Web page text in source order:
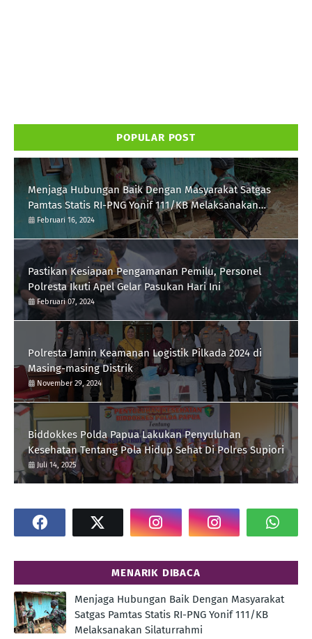
POPULAR POST
Menjaga Hubungan Baik Dengan Masyarakat Satgas
Pamtas Statis RI-PNG Yonif 111/KB Melaksanakan
Silaturrahmi
Februari 16, 2024
Pastikan Kesiapan Pengamanan Pemilu, Personel
Polresta Ikuti Apel Gelar Pasukan Hari Ini
Februari 07, 2024
Polresta Jamin Keamanan Logistik Pilkada 2024 di
Masing-masing Distrik
November 29, 2024
Biddokkes Polda Papua Lakukan Penyuluhan
Kesehatan Tentang Pola Hidup Sehat Di Polres Supiori
Juli 14, 2025
MENARIK DIBACA
Menjaga Hubungan Baik Dengan Masyarakat
Satgas Pamtas Statis RI-PNG Yonif 111/KB
Melaksanakan Silaturrahmi